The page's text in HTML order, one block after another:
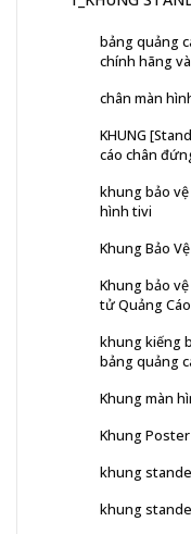
bảng quảng
chính hãng
chân màn
KHUNG
cáo chân
khung bảo
hình tivi
Khung Bảo
Khung bảo
tử Quảng Cáo
khung kiếng
bảng quảng
Khung màn
Khung
khung
khung